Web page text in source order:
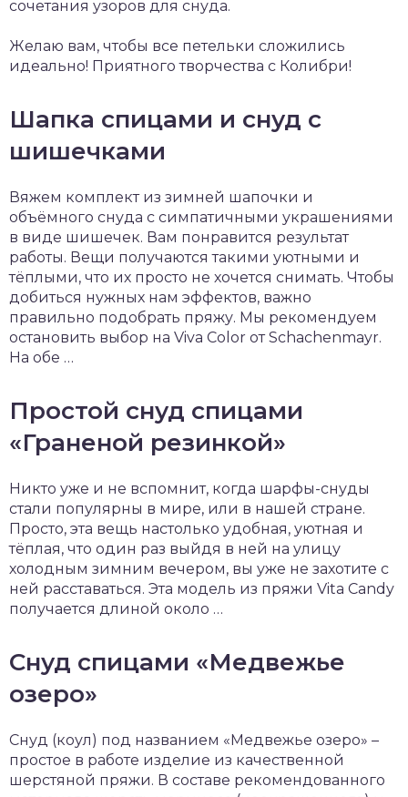
сочетания узоров для снуда.
Желаю вам, чтобы все петельки сложились
идеально! Приятного творчества с Колибри!
Шапка спицами и снуд с
шишечками
Вяжем комплект из зимней шапочки и
объёмного снуда с симпатичными украшениями
в виде шишечек. Вам понравится результат
работы. Вещи получаются такими уютными и
тёплыми, что их просто не хочется снимать. Чтобы
добиться нужных нам эффектов, важно
правильно подобрать пряжу. Мы рекомендуем
остановить выбор на Viva Color от Schachenmayr.
На обе …
Простой снуд спицами
«Граненой резинкой»
Никто уже и не вспомнит, когда шарфы-снуды
стали популярны в мире, или в нашей стране.
Просто, эта вещь настолько удобная, уютная и
тёплая, что один раз выйдя в ней на улицу
холодным зимним вечером, вы уже не захотите с
ней расставаться. Эта модель из пряжи Vita Candy
получается длиной около …
Снуд спицами «Медвежье
озеро»
Снуд (коул) под названием «Медвежье озеро» –
простое в работе изделие из качественной
шерстяной пряжи. В составе рекомендованного